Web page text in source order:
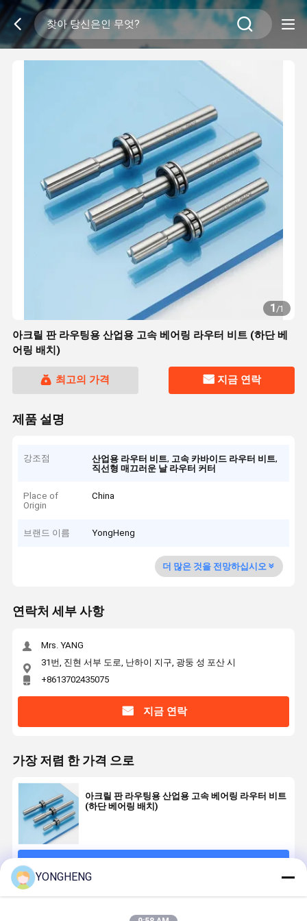
1/1
아크릴 판 라우팅용 산업용 고속 베어링 라우터 비트 (하단 베
어링 배치)
최고의 가격 지금 연락
제품 설명
강조점 산업용 라우터 비트, 고속 카바이드 라우터 비트,
직선형 매끄러운 날 라우터 커터
Place of
Origin
China
브랜드 이름 YongHeng
더 많은 것을 전망하십시오
연락처 세부 사항
Mrs. YANG
31번, 진현 서부 도로, 난하이 지구, 광둥 성 포산 시
+8613702435075
지금 연락
가장 저렴 한 가격 으로
아크릴 판 라우팅용 산업용 고속 베어링 라우터 비트
(하단 베어링 배치)
YONGHENG